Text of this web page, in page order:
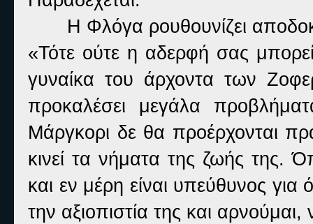
Η Φλόγα ρουθουνίζει
«Τότε ούτε η αδερφή σας
γυναίκα του άρχοντα των
προκαλέσει μεγάλα
Μάργκορι δε θα προέρχονται
κινεί τα νήματα της ζωής της.
και εν μέρη είναι υπεύθυνος
την αξιοπιστία της και